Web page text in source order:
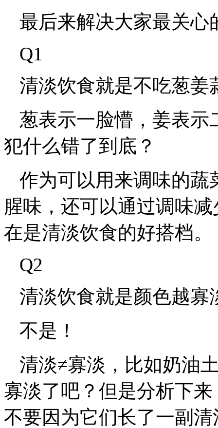
最后来解决大家最关心
Q1
清淡饮食就是不吃葱姜
葱表示一脸懵，姜表示
犯什么错了到底？
作为可以用来调味的蔬
腥味，还可以通过调味
在是清淡饮食的好搭档。
Q2
清淡饮食就是颜色越寡
不是！
清淡≠寡淡，比如奶油
寡淡了吧？但是分析下
不要因为它们长了一副